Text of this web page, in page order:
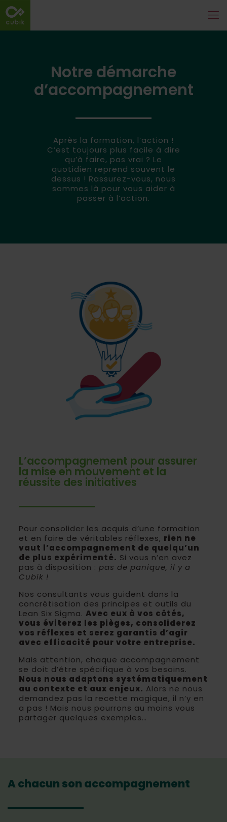
Notre démarche
d’accompagnement
Après la formation, l’action !
C’est toujours plus facile à dire
qu’à faire, pas vrai ? Le
quotidien reprend souvent le
dessus ! Rassurez-vous, nous
sommes là pour vous aider à
passer à l’action.
L’accompagnement pour assurer
la mise en mouvement et la
réussite des initiatives
Pour consolider les acquis d’une formation
et en faire de véritables réflexes, rien ne
vaut l’accompagnement de quelqu’un
de plus expérimenté. Si vous n’en avez
pas à disposition : pas de panique, il y a
Cubik !
Nos consultants vous guident dans la
concrétisation des principes et outils du
Lean Six Sigma. Avec eux à vos côtés,
vous éviterez les pièges, consoliderez
vos réflexes et serez garantis d’agir
avec efficacité pour votre entreprise.
Mais attention, chaque accompagnement
se doit d’être spécifique à vos besoins.
Nous nous adaptons systématiquement
au contexte et aux enjeux. Alors ne nous
demandez pas la recette magique, il n’y en
a pas ! Mais nous pourrons au moins vous
partager quelques exemples…
A chacun son accompagnement